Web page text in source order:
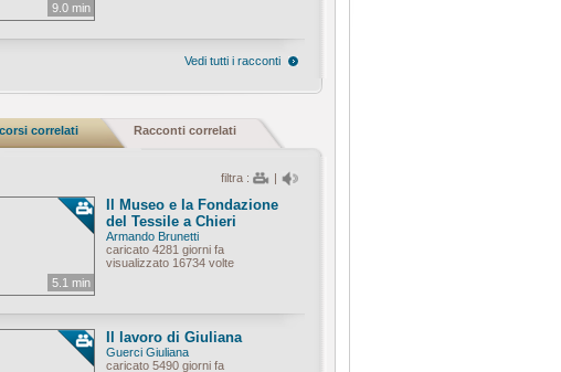
9.0 min
Vedi tutti i racconti
correlati Racconti correlati
filtra : |
5.1 min
Il Museo e la Fondazione
del Tessile a Chieri
Armando Brunetti
caricato 4281 giorni fa
visualizzato 16734 volte
Il lavoro di Giuliana
Guerci Giuliana
caricato 5490 giorni fa